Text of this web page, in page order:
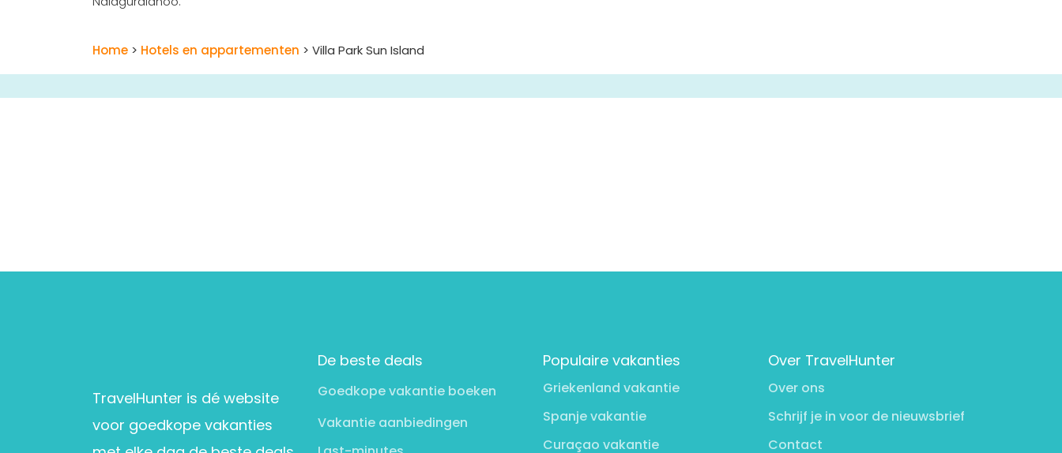
Home > Hotels en appartementen > Villa Park Sun Island
TravelHunter is dé website
voor goedkope vakanties
De beste deals
Goedkope vakantie boeken
Vakantie aanbiedingen
Populaire vakanties
Griekenland vakantie
Spanje vakantie
Curaçao vakantie
Over TravelHunter
Over ons
Schrijf je in voor de nieuwsbrief
Contact